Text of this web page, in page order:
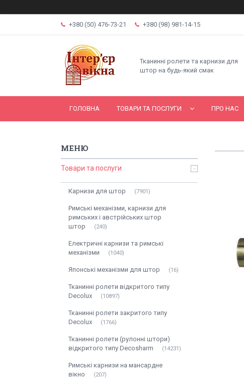
+380 (50) 476-73-21 +380 (98) 981-14-15
Тканинні ролети та карнизи для
штор на будь-який смак
ГОЛОВНА ТОВАРИ ТА ПОСЛУГИ ПРО НАС
Товари та послуги
Карнизи для штор 7901
Римські механізми, карнизи для
римських і австрійських штор
штор
240
Електричні карнизи та римські
механізми
1040
Японські механізми для штор 16
Тканинні ролети відкритого типу
Decolux
10897
Тканинні ролети закритого типу
Decolux
1766
Тканинні ролети (рулонні штори)
відкритого типу Decosharm
14231
Римські карнизи на мансардне
вікно
207